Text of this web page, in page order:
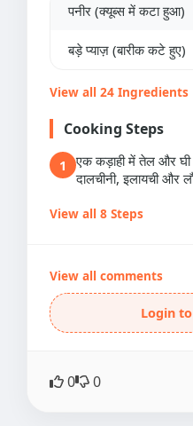
पनीर (क्यूब्स में कटा हुआ)
बड़े प्याज़ (बारीक कटे हुए)
View all 24 Ingredients
Cooking Steps
1
एक कड़ाही में तेल और घी
दालचीनी, इलायची
View all 8 Steps
View all comments
Login
0 0